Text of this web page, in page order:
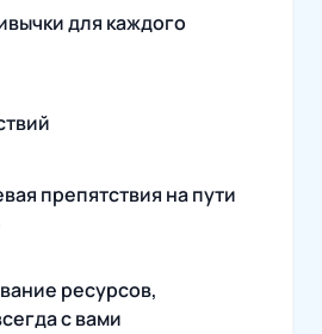
для каждого
препятствия на пути
ресурсов,
с вами